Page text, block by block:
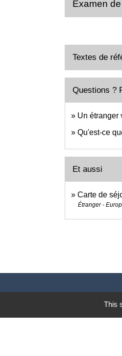
Examen
Textes de
Questions ?
Un étranger
Qu'est-ce
Et aussi
Carte de
Étranger -
This